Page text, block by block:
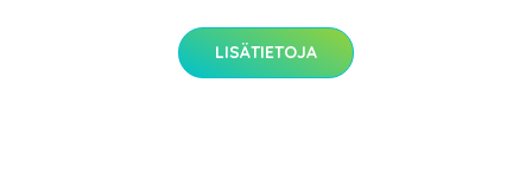
LISÄTIETOJA